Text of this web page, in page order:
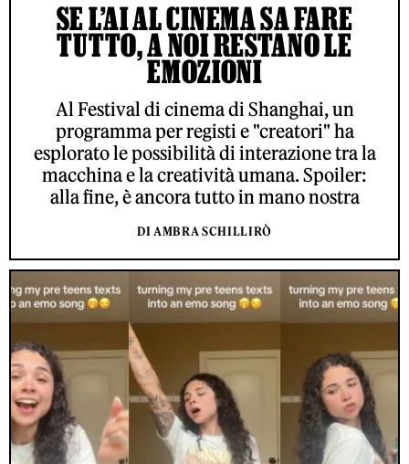
SE L’AI AL CINEMA SA FARE
TUTTO, A NOI RESTANO LE
EMOZIONI
Al Festival di cinema di Shanghai, un
programma per registi e "creatori" ha
esplorato le possibilità di interazione tra la
macchina e la creatività umana. Spoiler:
alla fine, è ancora tutto in mano nostra
DI AMBRA SCHILLIRÒ